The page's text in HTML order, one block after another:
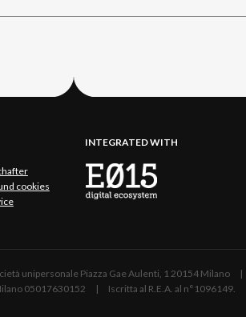
cookies
INTEGRATED WITH
unipersonale Piazza Gae Aulenti, 1 20154
05017630152 | Iscritta al R.E.A. al n°1096149.